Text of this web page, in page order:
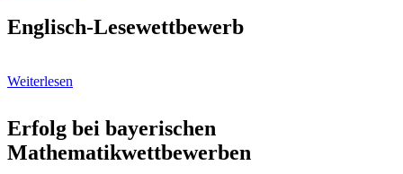
Englisch-Lesewettbewerb
Weiterlesen
Erfolg bei bayerischen
Mathematikwettbewerben